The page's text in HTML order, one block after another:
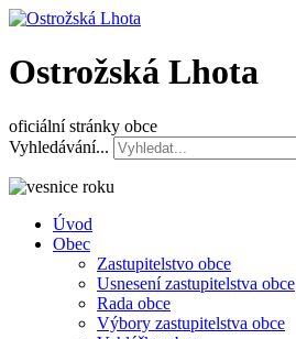
Ostrožská Lhota
oficiální stránky obce
Vyhledávání...
Úvod
Obec
Zastupitelstvo obce
Usnesení zastupitelstva obce
Rada obce
Výbory zastupitelstva obce